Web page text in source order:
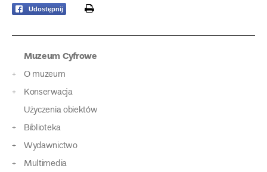
Udostępnij print
Muzeum Cyfrowe
O muzeum
Konserwacja
Użyczenia obiektów
Biblioteka
Wydawnictwo
Multimedia